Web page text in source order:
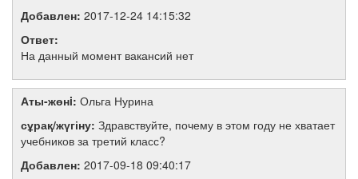
Добавлен: 2017-12-24 14:15:32
Ответ:
На данный момент вакансий нет
Аты-жөнi: Ольга Нурина
сұрақ/жүгіну: Здравствуйте, почему в этом году не хватает
учебников за третий класс?
Добавлен: 2017-09-18 09:40:17